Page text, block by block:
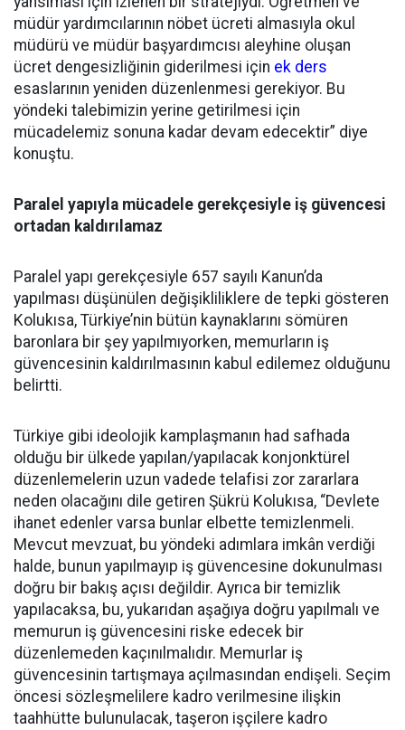
müdür yardımcılarının nöbet ücreti almasıyla okul
müdürü ve müdür başyardımcısı aleyhine oluşan
ücret dengesizliğinin giderilmesi için ek ders
esaslarının yeniden düzenlenmesi gerekiyor. Bu
yöndeki talebimizin yerine getirilmesi için
mücadelemiz sonuna kadar devam edecektir” diye
konuştu.
Paralel yapıyla mücadele gerekçesiyle iş güvencesi
ortadan kaldırılamaz
Paralel yapı gerekçesiyle 657 sayılı Kanun’da
yapılması düşünülen değişikliliklere de tepki gösteren
Kolukısa, Türkiye’nin bütün kaynaklarını sömüren
baronlara bir şey yapılmıyorken, memurların iş
güvencesinin kaldırılmasının kabul edilemez olduğunu
belirtti.
Türkiye gibi ideolojik kamplaşmanın had safhada
olduğu bir ülkede yapılan/yapılacak konjonktürel
düzenlemelerin uzun vadede telafisi zor zararlara
neden olacağını dile getiren Şükrü Kolukısa, “Devlete
ihanet edenler varsa bunlar elbette temizlenmeli.
Mevcut mevzuat, bu yöndeki adımlara imkân verdiği
halde, bunun yapılmayıp iş güvencesine dokunulması
doğru bir bakış açısı değildir. Ayrıca bir temizlik
yapılacaksa, bu, yukarıdan aşağıya doğru yapılmalı ve
memurun iş güvencesini riske edecek bir
düzenlemeden kaçınılmalıdır. Memurlar iş
güvencesinin tartışmaya açılmasından endişeli. Seçim
öncesi sözleşmelilere kadro verilmesine ilişkin
taahhütte bulunulacak, taşeron işçilere kadro